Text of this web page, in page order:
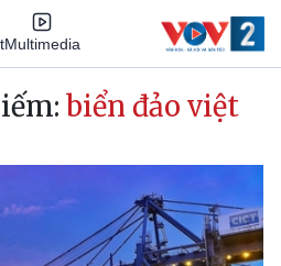
Multimedia
biển đảo việt